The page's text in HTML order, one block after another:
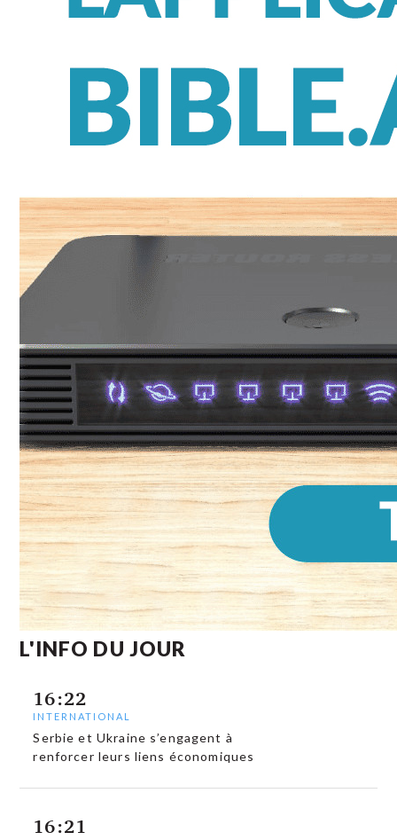
L'INFO DU JOUR
16:22
INTERNATIONAL
Serbie et Ukraine s’engagent à
renforcer leurs liens économiques
16:21